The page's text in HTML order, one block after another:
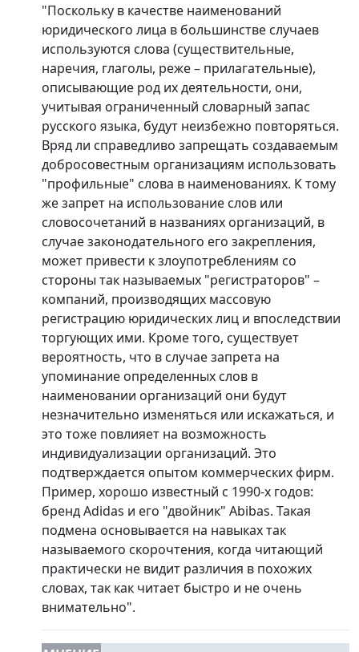
"Поскольку в качестве наименований
юридического лица в большинстве случаев
используются слова (существительные,
наречия, глаголы, реже – прилагательные),
описывающие род их деятельности, они,
учитывая ограниченный словарный запас
русского языка, будут неизбежно повторяться.
Вряд ли справедливо запрещать создаваемым
добросовестным организациям использовать
"профильные" слова в наименованиях. К тому
же запрет на использование слов или
словосочетаний в названиях организаций, в
случае законодательного его закрепления,
может привести к злоупотреблениям со
стороны так называемых "регистраторов" –
компаний, производящих массовую
регистрацию юридических лиц и впоследствии
торгующих ими. Кроме того, существует
вероятность, что в случае запрета на
упоминание определенных слов в
наименовании организаций они будут
незначительно изменяться или искажаться, и
это тоже повлияет на возможность
индивидуализации организаций. Это
подтверждается опытом коммерческих фирм.
Пример, хорошо известный с 1990-х годов:
бренд Adidas и его "двойник" Abibas. Такая
подмена основывается на навыках так
называемого скорочтения, когда читающий
практически не видит различия в похожих
словах, так как читает быстро и не очень
внимательно".